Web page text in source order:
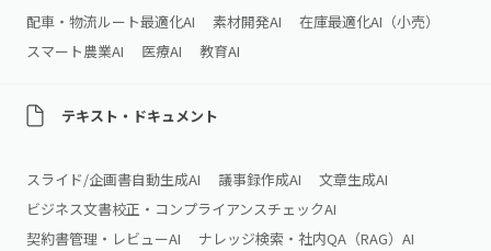
配車・物流ルート最適化AI
素材開発AI
在庫最適化AI（小売）
スマート農業AI
医療AI 教育AI
テキスト・ドキュメント
スライド/企画書自動生成AI 議事録作成AI
文章生成AI
ビジネス文書校正・コンプライアンスチェックAI
契約書管理・レビューAI
ナレッジ検索・社内QA（RAG）AI